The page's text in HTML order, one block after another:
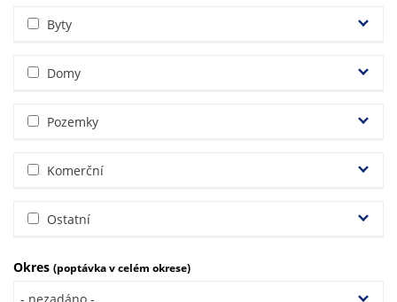
Byty
Domy
Pozemky
Komerční
Ostatní
Okres (poptávka v celém okrese)